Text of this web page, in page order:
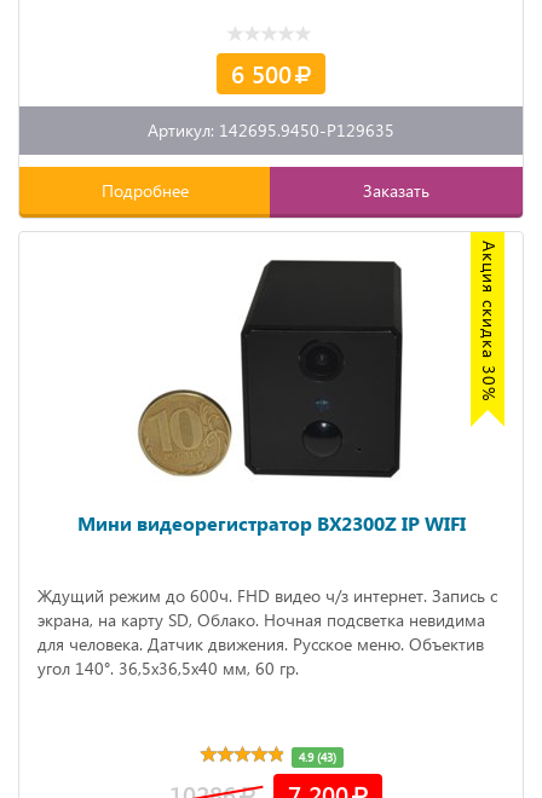
6 500
Артикул: 142695.9450-P129635
Подробнее Заказать
Акция скидка 30%
Мини видеорегистратор BX2300Z IP WIFI
Ждущий режим до 600ч. FHD видео ч/з интернет. Запись с
экрана, на карту SD, Облако. Ночная подсветка невидима
для человека. Датчик движения. Русское меню. Объектив
угол 140°. 36,5x36,5x40 мм, 60 гр.
4.9 (43)